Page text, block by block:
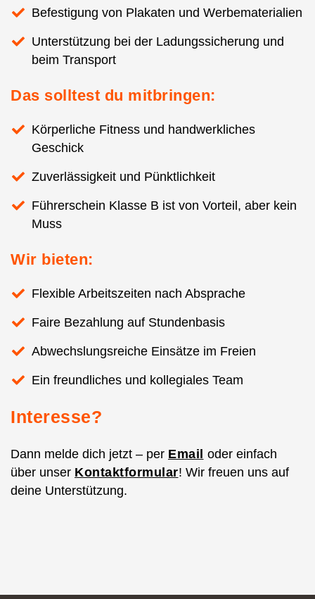
Befestigung von Plakaten und Werbematerialien
Unterstützung bei der Ladungssicherung und
beim Transport
Das solltest du mitbringen:
Körperliche Fitness und handwerkliches
Geschick
Zuverlässigkeit und Pünktlichkeit
Führerschein Klasse B ist von Vorteil, aber kein
Muss
Wir bieten:
Flexible Arbeitszeiten nach Absprache
Faire Bezahlung auf Stundenbasis
Abwechslungsreiche Einsätze im Freien
Ein freundliches und kollegiales Team
Interesse?
Dann melde dich jetzt – per Email oder einfach
über unser Kontaktformular! Wir freuen uns auf
deine Unterstützung.